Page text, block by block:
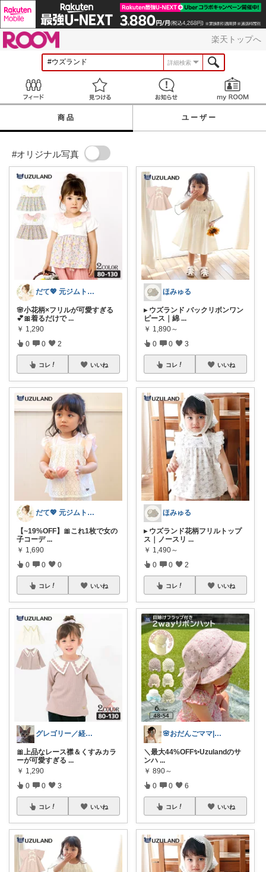
楽天トップへ
詳細検索
見つける お知らせ
商品 ユーザー
#オリジナル写真
だて💖 元ジムトレーナーママ子育て美容
🌸小花柄×フリルが可愛すぎる
💕🎀着るだけで ...
￥ 1,290
0 0 2
コレ いいね
だて💖 元ジムトレーナーママ子育て美容
【~19%OFF】🎀これ1枚で女の
子コーデ ...
￥ 1,690
0 0 0
コレ いいね
グレゴリー／経由購入感謝です💕
🎀上品なレース襟＆くすみカラ
ーが可愛すぎる ...
￥ 1,290
0 0 3
コレ いいね
ほみゅる
▸ ウズランド バックリボンワン
ピース｜綿 ...
￥ 1,890～
0 0 3
コレ いいね
ほみゅる
▸ ウズランド花柄フリルトップ
ス｜ノースリ ...
￥ 1,490～
0 0 2
コレ いいね
🌸おだんごママ|経由ありがとう✨🌸
＼最大44%OFF✨Uzulandのサ
ンハ ...
￥ 890～
0 0 6
コレ いいね